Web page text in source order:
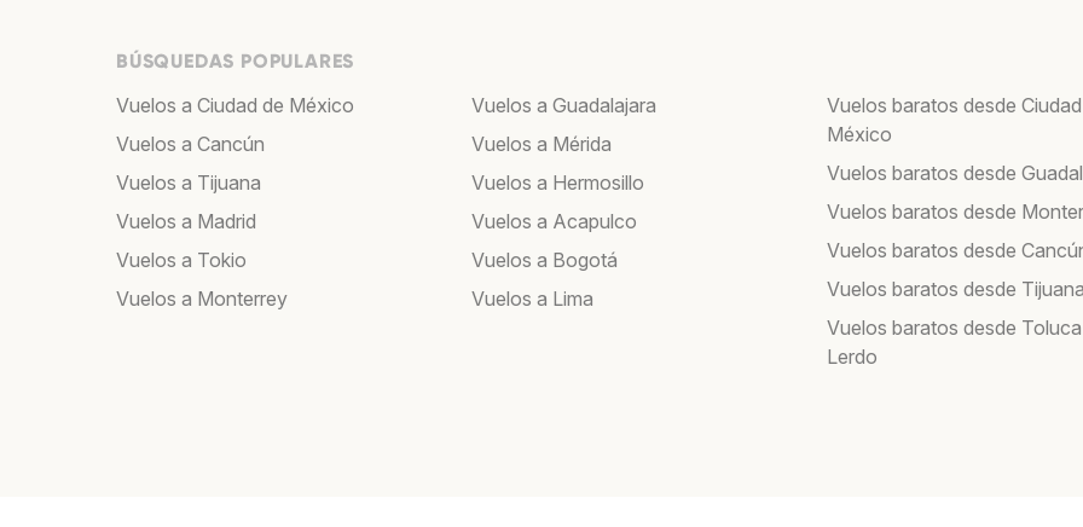
BÚSQUEDAS POPULARES
Vuelos a Ciudad de México
Vuelos a Cancún
Vuelos a Tijuana
Vuelos a Madrid
Vuelos a Tokio
Vuelos a Monterrey
Vuelos a Guadalajara
Vuelos a Mérida
Vuelos a Hermosillo
Vuelos a Acapulco
Vuelos a Bogotá
Vuelos a Lima
Vuelos baratos desde
México
Vuelos baratos desde
Vuelos baratos desde
Vuelos baratos desde
Vuelos baratos desde
Vuelos baratos desde
Lerdo